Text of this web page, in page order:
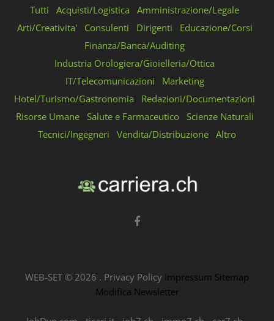
Tutti Acquisti/Logistica
Amministrazione/Legale
Arti/Creativita'
Consulenti Dirigenti
Educazione/Corsi
Finanza/Banca/Auditing
Industria Orologiera/Gioielleria/Ottica
IT/Telecomunicazioni
Marketing
Hotel/Turismo/Gastronomia
Redazioni/Documentazioni
Risorse Umane
Salute e Farmaceutico
Scienze Naturali
Tecnici/Ingegneri
Vendita/Distribuzione Altro
WEB-SET © 2026 . Privacy Policy Impressum Sitemap
Modifica Newsletter